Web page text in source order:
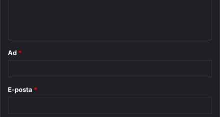
Ad *
E-posta *